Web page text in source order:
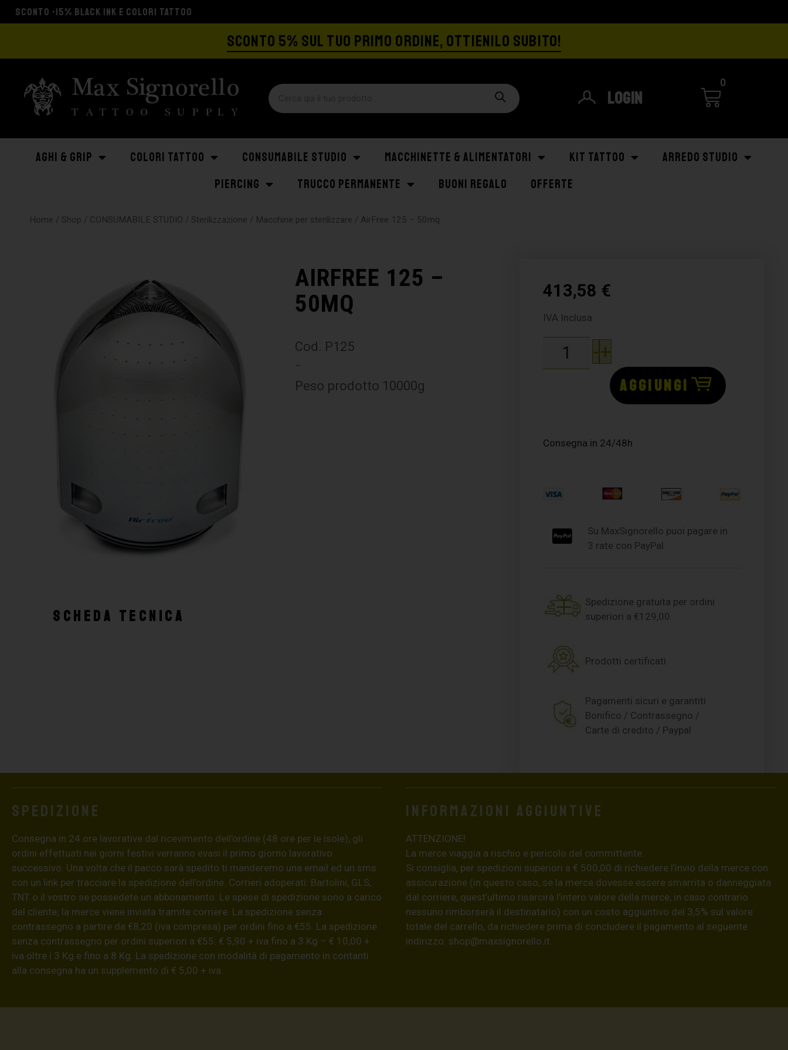
SCONTO 5% SUL TUO PRIMO ORDINE, OTTIENILO SUBITO!
Login
0
AGHI & GRIP COLORI TATTOO CONSUMABILE STUDIO MACCHINETTE & ALIMENTATORI KIT TATTOO
ARREDO STUDIO
PIERCING
TRUCCO PERMANENTE BUONI REGALO OFFERTE
Home / Shop / CONSUMABILE STUDIO / Sterilizzazione / Macchine per sterilizzare / AirFree 125 – 50mq
AIRFREE 125 –
50MQ
Cod. P125
–
Peso prodotto 10000g
SCHEDA TECNICA
413,58 €
IVA Inclusa
-+
AGGIUNGI
Consegna in 24/48h
Su MaxSignorello puoi pagare in
3 rate con PayPal
Spedizione gratuita per ordini
superiori a €129,00
Prodotti certificati
Pagamenti sicuri e garantiti
Bonifico / Contrassegno /
Carte di credito / Paypal
Spedizione
Consegna in 24 ore lavorative dal ricevimento dell’ordine (48 ore per le isole), gli
ordini effettuati nei giorni festivi verranno evasi il primo giorno lavorativo
successivo. Una volta che il pacco sarà spedito ti manderemo una email ed un sms
con un link per tracciare la spedizione dell’ordine. Corrieri adoperati: Bartolini, GLS,
TNT o il vostro se possedete un abbonamento. Le spese di spedizione sono a carico
del cliente; la merce viene inviata tramite corriere. La spedizione senza
contrassegno a partire da €8,20 (iva compresa) per ordini fino a €55. La spedizione
senza contrassegno per ordini superiori a €55: € 5,90 + iva fino a 3 Kg – € 10,00 +
iva oltre i 3 Kg e fino a 8 Kg. La spedizione con modalità di pagamento in contanti
alla consegna ha un supplemento di € 5,00 + iva.
Informazioni aggiuntive
ATTENZIONE!
La merce viaggia a rischio e pericolo del committente.
Si consiglia, per spedizioni superiori a € 500,00 di richiedere l’invio della merce con
assicurazione (in questo caso, se la merce dovesse essere smarrita o danneggiata
dal corriere, quest’ultimo risarcirà l’intero valore della merce, in caso contrario
nessuno rimborserà il destinatario) con un costo aggiuntivo del 3,5% sul valore
totale del carrello, da richiedere prima di concludere il pagamento al seguente
indirizzo: shop@maxsignorello.it